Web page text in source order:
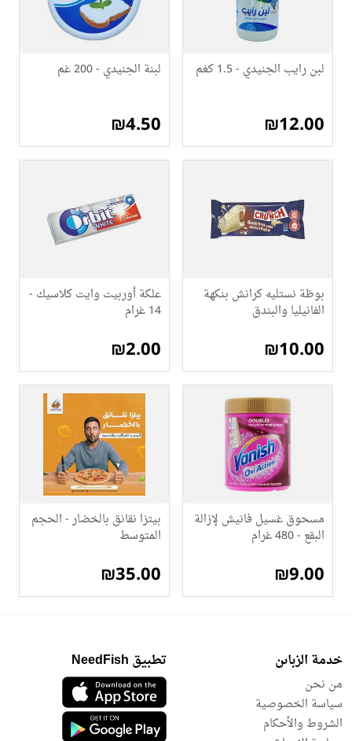
لبن رايب الجنيدي - 1.5 كغم
₪12.00
لبنة الجنيدي - 200 غم
₪4.50
بوظة نستليه كرانش بنكهة
الفانيليا والبندق
₪10.00
علكة أوربيت وايت كلاسيك -
14 غرام
₪2.00
مسحوق غسيل فانيش لإزالة
البقع - 480 غرام
₪9.00
بيتزا نقانق بالخضار - الحجم
المتوسط
₪35.00
خدمة الزباىن
من نحن
سياسة الخصوصية
الشروط والأحكام
تطبيق NeedFish